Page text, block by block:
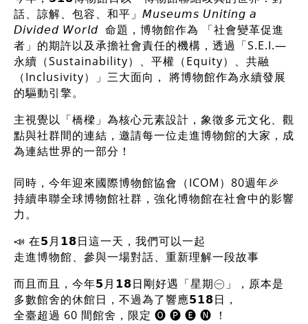
話、諒解、包容、和平」𝘔𝘶𝘴𝘦𝘶𝘮𝘴 𝘜𝘯𝘪𝘵𝘪𝘯𝘨 𝘢
𝘋𝘪𝘷𝘪𝘥𝘦𝘥 𝘞𝘰𝘳𝘭𝘥 ​ 命題，博物館作為 「社會變革促進
者」的期許以及承擔社會責任的機構，透過「S.E.I.—
永續（Sustainability）、平權（Equity）、共融
（Inclusivity）」三大面向， 將博物館作為永續發展
的驅動引擎。
主視覺以「橋樑」為核心元素設計，象徵多元文化、觀
點與社群間的連結，邀請每一位走進博物館的大家，成
為連結世界的一部分！
同時，今年迎來國際博物館協會（ICOM）80週年🎉
持續串聯全球博物館社群，強化博物館在社會中的影響
力。
📣 在𝟱月𝟭𝟴日這一天，我們可以一起
走進博物館、參與一場對話、重新理解一段故事
而且而且，今年𝟱月𝟭𝟴日剛好遇「星期㊀」，原本是
多數館舍的休館日，不過為了響應𝟱𝟭𝟴日，
全臺超過 60 間館舍，限定 🅞 🅟 🅔 🅝 ！